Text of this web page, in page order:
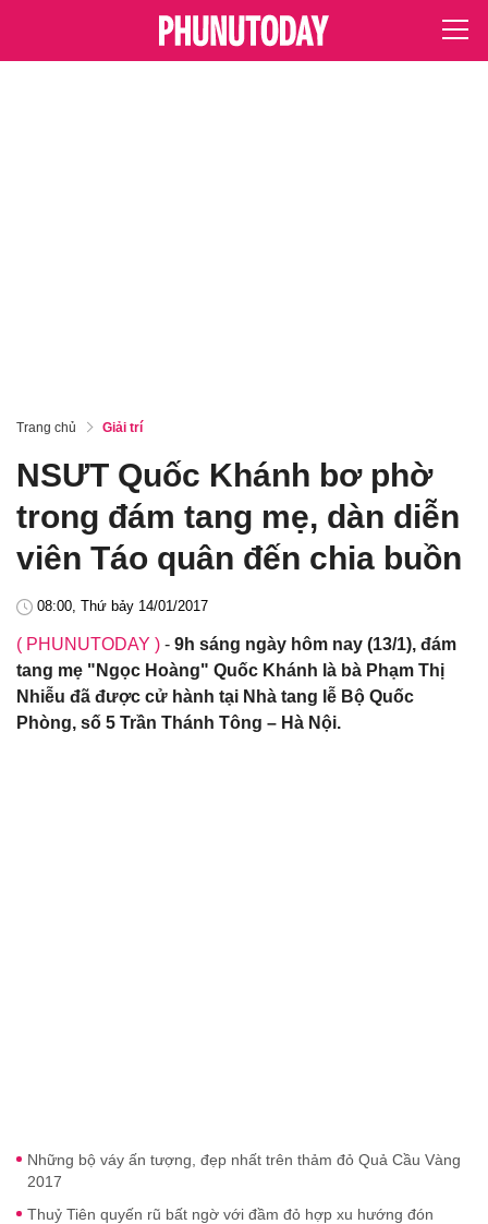
Trang chủ Giải trí
NSƯT Quốc Khánh bơ phờ
trong đám tang mẹ, dàn diễn
viên Táo quân đến chia buồn
08:00, Thứ bảy 14/01/2017
( PHUNUTODAY ) - 9h sáng ngày hôm nay (13/1), đám
tang mẹ "Ngọc Hoàng" Quốc Khánh là bà Phạm Thị
Nhiễu đã được cử hành tại Nhà tang lễ Bộ Quốc
Phòng, số 5 Trần Thánh Tông – Hà Nội.
Những bộ váy ấn tượng, đẹp nhất trên thảm đỏ Quả Cầu Vàng
2017
Thuỷ Tiên quyến rũ bất ngờ với đầm đỏ hợp xu hướng đón